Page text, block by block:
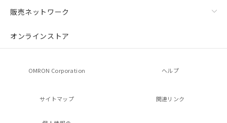
販売ネットワーク
オンラインストア
OMRON Corporation ヘルプ
サイトマップ 関連リンク